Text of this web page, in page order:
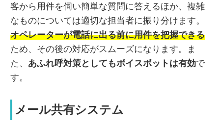
客から用件を伺い簡単な質問に答えるほか、複雑
なものについては適切な担当者に振り分けます。
オペレーターが電話に出る前に用件を把握できる
ため、その後の対応がスムーズになります。ま
た、 あふれ呼対策としてもボイスボットは有効で
す。
メール共有システム